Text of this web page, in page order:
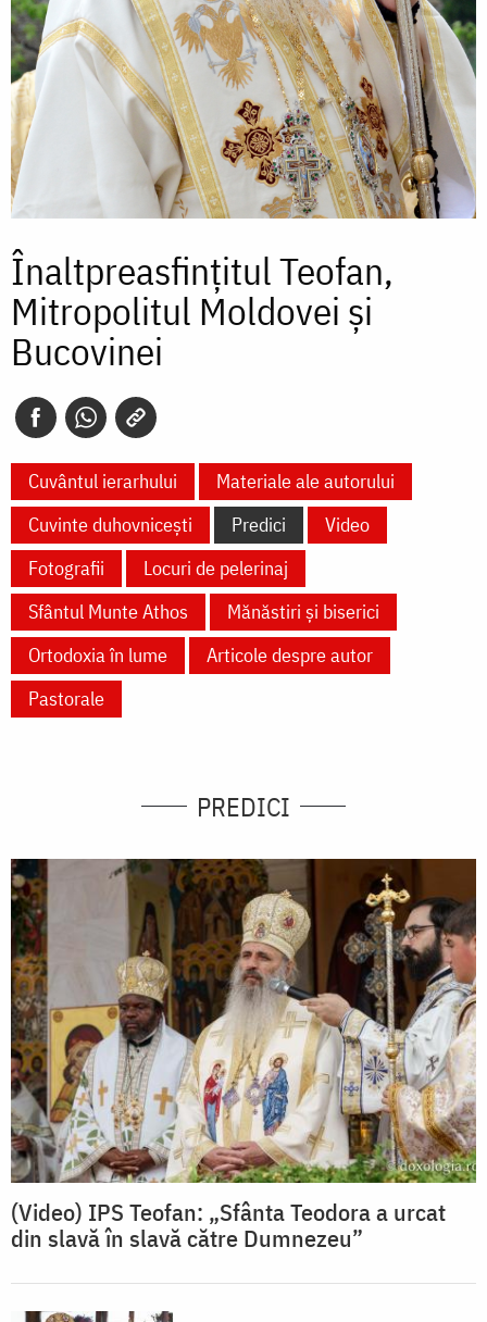
Înaltpreasfințitul Teofan,
Mitropolitul Moldovei și
Bucovinei
Cuvântul ierarhului
Materiale ale autorului
Cuvinte duhovnicești
Predici
Video
Fotografii
Locuri de pelerinaj
Sfântul Munte Athos
Mănăstiri și biserici
Ortodoxia în lume
Articole despre autor
Pastorale
PREDICI
(Video) IPS Teofan: „Sfânta Teodora a urcat
din slavă în slavă către Dumnezeu”